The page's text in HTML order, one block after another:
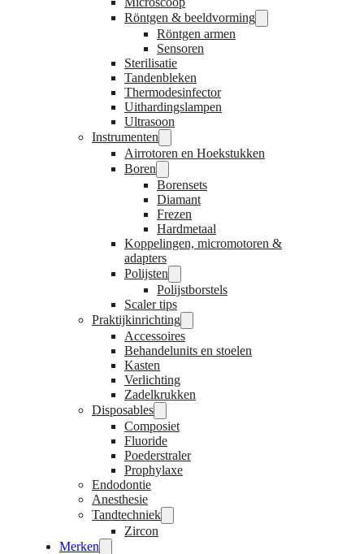
Röntgen & beeldvorming
Röntgen armen
Sensoren
Sterilisatie
Tandenbleken
Thermodesinfector
Uithardingslampen
Ultrasoon
Instrumenten
Airrotoren en Hoekstukken
Boren
Borensets
Diamant
Frezen
Hardmetaal
Koppelingen, micromotoren &
adapters
Polijsten
Polijstborstels
Scaler tips
Praktijkinrichting
Accessoires
Behandelunits en stoelen
Kasten
Verlichting
Zadelkrukken
Disposables
Composiet
Fluoride
Poederstraler
Prophylaxe
Endodontie
Anesthesie
Tandtechniek
Zircon
Merken